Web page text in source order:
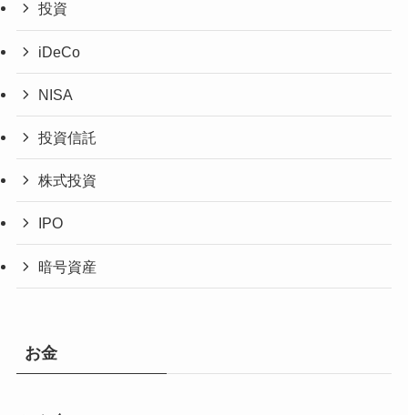
投資
iDeCo
NISA
投資信託
株式投資
IPO
暗号資産
お金